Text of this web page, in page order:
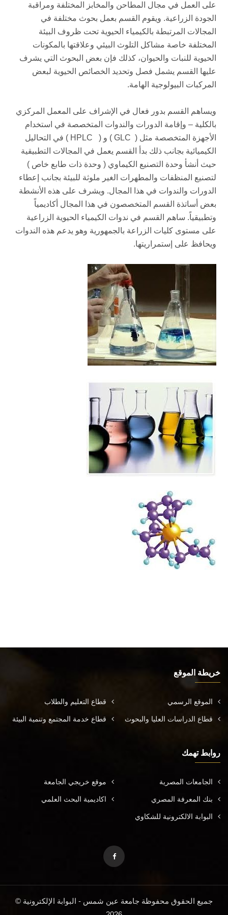
على العمل في مجال المطاحن والمخابز المختلفة ومراقبة
الجودة الزراعية. ويقوم القسم بعمل بحوث مختلفة في
المجالات المرتبطة بالكيمياء الحيوية تحت ظروف البيئة
المختلفة خاصة مشاكل التلوث البيئي وعلاقتها بالمكونات
الحيوية للنبات والحيوان، كذلك فإن بعض البحوث التي يشرف
عليها القسم يشمل فصل وتحديد الخصائص الحيوية لبعض
المركبات البيولوجية الهامة.
ويساهم القسم بدور فعال في الإشراف على المعمل المركزي
بالكلية – وإقامة الدورات والندوات المتخصصة في استخدام
الأجهزة المتخصصة مثل ( GLC ) و ( HPLC ) في التحاليل
الكيميائية بجانب ذلك بدأ القسم يعمل في المجالات التطبيقية
حيث أنشأ وحدة التصنيع الكيماوي ( وحدة ذات طابع خاص )
لتصنيع المنظفات والمطهرات الغير ملوثة للبيئة بجانب إعطاء
الدورات والندوات في هذا المجال. ويشرف على هذه الأنشطة
بعض أساتذة القسم المتخصصون في هذا المجال أكاديمياً
وتطبيقياً. ساهم القسم في ندوات الكيمياء الحيوية الزراعية
على مستوى كليات الزراعة بالجمهورية وهو يدعم هذه الندوات
ويحافظ على إستمراريتها.
خريطة الموقع
الموقع الرسمي قطاع التعليم والطلاب
قطاع الدراسات العليا والبحوث قطاع خدمة المجتمع وتنمية البيئة
روابط تهمك
الجامعات المصرية موقع خريجي الجامعة
بنك المعرفة المصري اكاديمية البحث العلمي
البوابة الالكترونية للشكاوي
جميع الحقوق محفوظة جامعة عين شمس - البوابة الإلكترونية ©